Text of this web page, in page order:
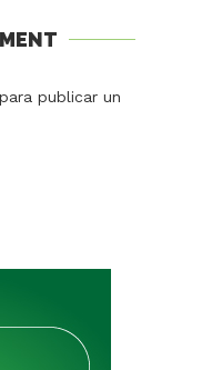
para publicar un